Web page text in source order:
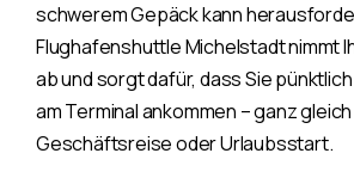
schwerem Gepäck kann
Flughafenshuttle Michelstadt nimmt
ab und sorgt dafür, dass Sie
am Terminal ankommen – ganz
Geschäftsreise oder Urlaubsstart.